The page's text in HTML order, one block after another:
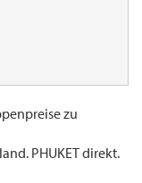
zu
PHUKET direkt.